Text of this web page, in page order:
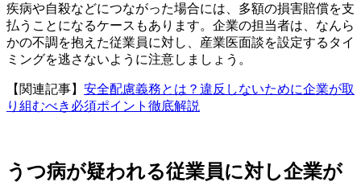
疾病や自殺などにつながった場合には、多額の損害賠償を支
払うことになるケースもあります。企業の担当者は、なんら
かの不調を抱えた従業員に対し、産業医面談を設定するタイ
ミングを逃さないように注意しましょう。
【関連記事】 安全配慮義務とは？違反しないために企業が取
り組むべき必須ポイント徹底解説
うつ病が疑われる従業員に対し企業が